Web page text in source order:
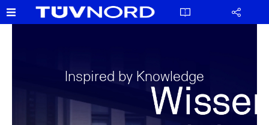
Inspired by Knowledge